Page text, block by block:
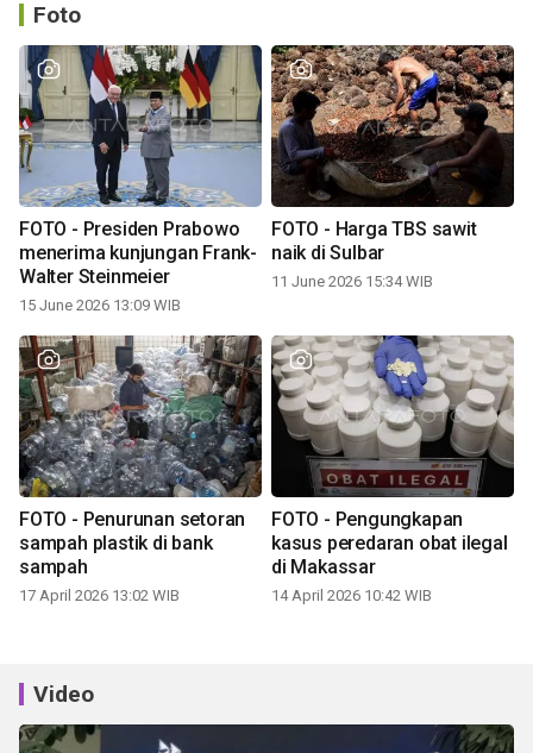
Foto
FOTO - Presiden Prabowo
menerima kunjungan Frank-
Walter Steinmeier
15 June 2026 13:09 WIB
FOTO - Harga TBS sawit
naik di Sulbar
11 June 2026 15:34 WIB
FOTO - Penurunan setoran
sampah plastik di bank
sampah
17 April 2026 13:02 WIB
FOTO - Pengungkapan
kasus peredaran obat ilegal
di Makassar
14 April 2026 10:42 WIB
Video